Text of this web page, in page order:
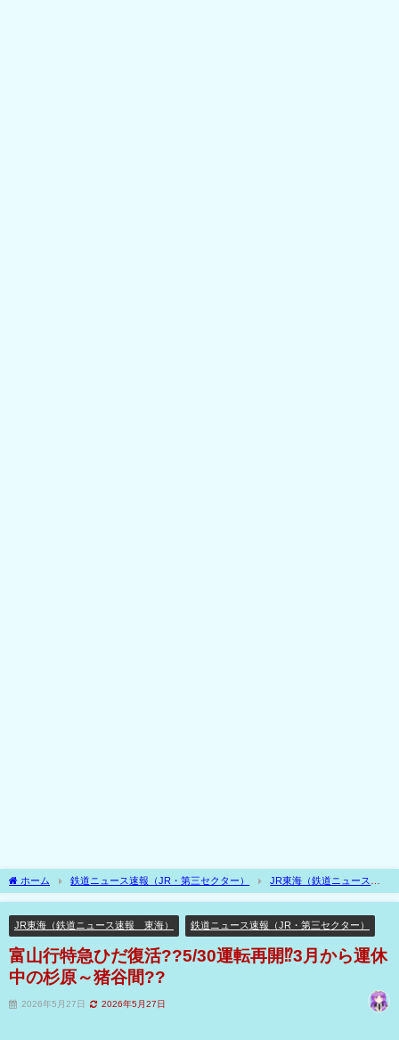
ホーム 鉄道ニュース速報（JR・第三セクター）
JR東海（鉄道ニュース速
報 東海）
富山行特急ひだ復活??5/30運転再開⁉3月から運休中の杉原～猪谷間??
JR東海（鉄道ニュース速報 東海） 鉄道ニュース速報（JR・第三セクター）
富山行特急ひだ復活??5/30運転再開⁉3月から運休
中の杉原～猪谷間??
2026年5月27日 2026年5月27日